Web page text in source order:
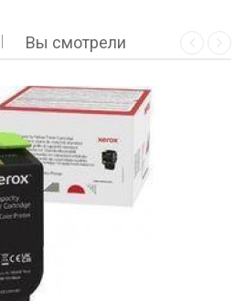
Вы смотрели